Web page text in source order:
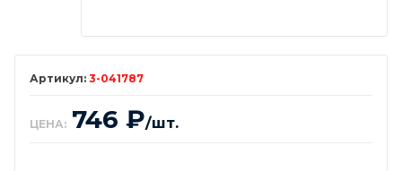
3-041787
ЦЕНА: 746 ₽/шт.